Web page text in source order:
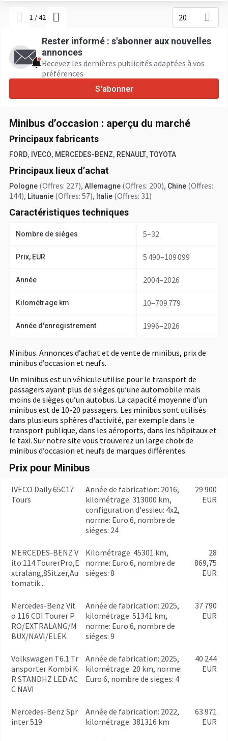
1 /42 20
Rester informé : s'abonner aux nouvelles
annonces
Recevez les dernières publicités adaptées à vos
préférences
S'abonner
Minibus d’occasion : aperçu du marché
Principaux fabricants
FORD, IVECO, MERCEDES-BENZ, RENAULT, TOYOTA
Principaux lieux d’achat
Pologne (Offres: 227), Allemagne (Offres: 200), Chine (Offres:
144), Lituanie (Offres: 57), Italie (Offres: 31)
Caractéristiques techniques
Nombre de siéges 5–32
Prix, EUR 5 490–109 099
Année 2004–2026
Kilométrage km 10–709 779
Année d'enregistrement 1996–2026
Minibus. Annonces d’achat et de vente de minibus, prix de
minibus d’occasion et neufs.
Un minibus est un véhicule utilise pour le transport de
passagers ayant plus de sièges qu’une automobile mais
moins de sièges qu’un autobus. La capacité moyenne d’un
minibus est de 10-20 passagers. Les minibus sont utilisés
dans plusieurs sphères d'activité, par exemple dans le
transport publique, dans les aéroports, dans les hôpitaux et
le taxi. Sur notre site vous trouverez un large choix de
minibus d’occasion et neufs de marques différentes.
Prix pour Minibus
IVECO Daily 65C17
Tours
année de fabrication: 2016,
kilométrage: 313000 km,
configuration d'essieu: 4x2,
norme: Euro 6, nombre de
siéges: 24
29 900
EUR
MERCEDES-BENZ V
ito 114 TourerPro,E
xtralang,8Sitzer,Au
tomatik...
kilométrage: 45301 km,
norme: Euro 6, nombre de
siéges: 8
28
869,75
EUR
Mercedes-Benz Vit
o 116 CDI Tourer P
RO/EXTRALANG/M
BUX/NAVI/ELEK
année de fabrication: 2025,
kilométrage: 51341 km,
norme: Euro 6, nombre de
siéges: 9
37 790
EUR
Volkswagen T6.1 Tr
ansporter Kombi K
R STANDHZ LED AC
C NAVI
année de fabrication: 2025,
kilométrage: 20 km, norme:
Euro 6, nombre de siéges: 4
40 244
EUR
Mercedes-Benz Spr
inter 519
année de fabrication: 2022,
kilométrage: 381316 km
63 971
EUR